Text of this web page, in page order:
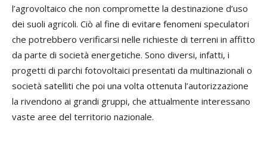
l’agrovoltaico che non compromette la destinazione d’uso
dei suoli agricoli. Ciò al fine di evitare fenomeni speculatori
che potrebbero verificarsi nelle richieste di terreni in affitto
da parte di società energetiche. Sono diversi, infatti, i
progetti di parchi fotovoltaici presentati da multinazionali o
società satelliti che poi una volta ottenuta l’autorizzazione
la rivendono ai grandi gruppi, che attualmente interessano
vaste aree del territorio nazionale.